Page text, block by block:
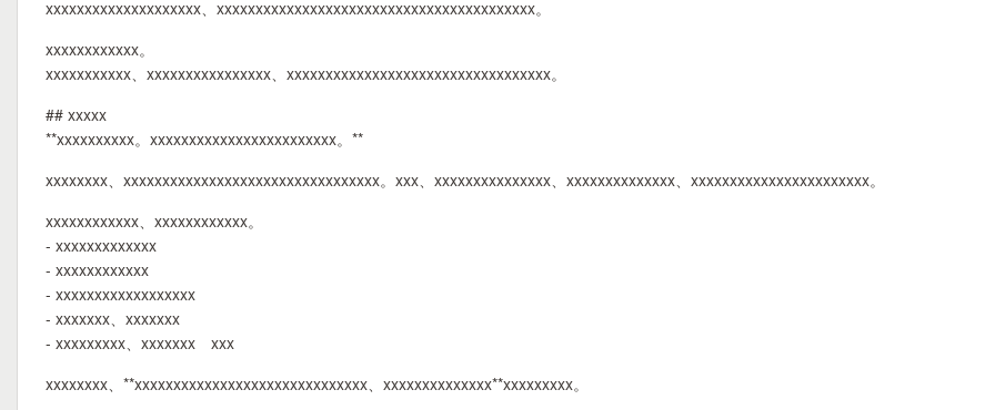
xxxxxxxxxxxxxxxxxxxx、xxxxxxxxxxxxxxxxxxxxxxxxxxxxxxxxxxxxxxxxx。
xxxxxxxxxxxx。
xxxxxxxxxxx、xxxxxxxxxxxxxxxx、xxxxxxxxxxxxxxxxxxxxxxxxxxxxxxxxxx。
## xxxxx
**xxxxxxxxxx。xxxxxxxxxxxxxxxxxxxxxxxx。**
xxxxxxxx、xxxxxxxxxxxxxxxxxxxxxxxxxxxxxxxxx。xxx、xxxxxxxxxxxxxxx、xxxxxxxxxxxxxx、xxxxxxxxxxxxxxxxxxxxxxx。
xxxxxxxxxxxx、xxxxxxxxxxxx。
- xxxxxxxxxxxxx
- xxxxxxxxxxxx
- xxxxxxxxxxxxxxxxxx
- xxxxxxx、xxxxxxx
- xxxxxxxxx、xxxxxxx xxx
xxxxxxxx、**xxxxxxxxxxxxxxxxxxxxxxxxxxxxxx、xxxxxxxxxxxxxx**xxxxxxxxx。